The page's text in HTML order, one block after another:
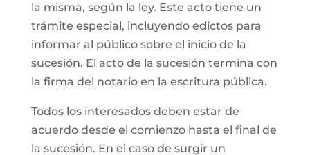
la misma, según la ley. Este acto tiene un
trámite especial, incluyendo edictos para
informar al público sobre el inicio de la
sucesión. El acto de la sucesión termina con
la firma del notario en la escritura pública.
Todos los interesados deben estar de
acuerdo desde el comienzo hasta el final de
la sucesión. En el caso de surgir un